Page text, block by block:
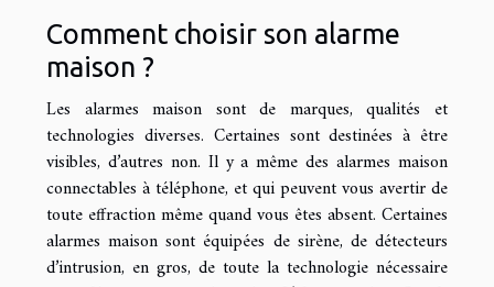
Comment choisir son alarme
maison ?
Les alarmes maison sont de marques, qualités et
technologies diverses. Certaines sont destinées à être
visibles, d’autres non. Il y a même des alarmes maison
connectables à téléphone, et qui peuvent vous avertir de
toute effraction même quand vous êtes absent. Certaines
alarmes maison sont équipées de sirène, de détecteurs
d’intrusion, en gros, de toute la technologie nécessaire